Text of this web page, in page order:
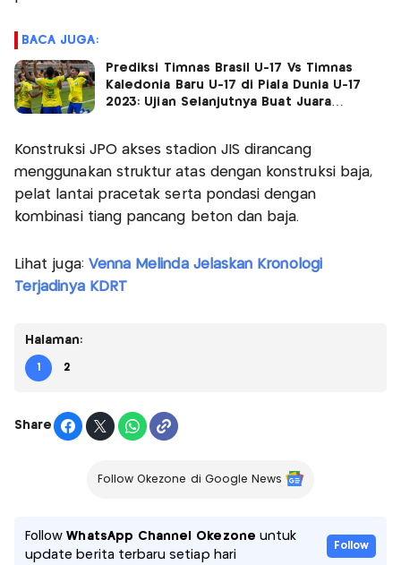
BACA JUGA:
Prediksi Timnas Brasil U-17 Vs Timnas
Kaledonia Baru U-17 di Piala Dunia U-17
2023: Ujian Selanjutnya Buat Juara
Konstruksi JPO akses stadion JIS dirancang
menggunakan struktur atas dengan konstruksi baja,
pelat lantai pracetak serta pondasi dengan
kombinasi tiang pancang beton dan baja.
Lihat juga: Venna Melinda Jelaskan Kronologi
Terjadinya KDRT
Halaman:
1 2
Share
Follow Okezone di Google News
FollowWhatsApp Channel Okezone untuk
update berita terbaru setiap hari
Follow